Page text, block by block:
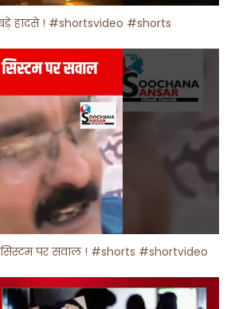
हादसे ! #shortsvideo #shorts
पर सवाल ! #shorts #shortvideo